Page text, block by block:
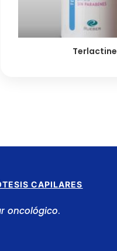
Terlactine
CAPILARES
oncológico.